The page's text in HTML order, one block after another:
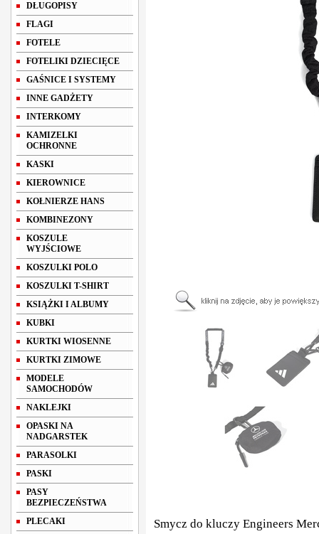
DŁUGOPISY
FLAGI
FOTELE
FOTELIKI DZIECIĘCE
GAŚNICE I SYSTEMY
INNE GADŻETY
INTERKOMY
KAMIZELKI
OCHRONNE
KASKI
KIEROWNICE
KOŁNIERZE HANS
KOMBINEZONY
KOSZULE
WYJŚCIOWE
KOSZULKI POLO
KOSZULKI T-SHIRT
KSIĄŻKI I ALBUMY
KUBKI
KURTKI WIOSENNE
KURTKI ZIMOWE
MODELE
SAMOCHODÓW
NAKLEJKI
OPASKI NA
NADGARSTEK
PARASOLKI
PASKI
PASY
BEZPIECZEŃSTWA
PLECAKI
Smycz do kluczy Engineers